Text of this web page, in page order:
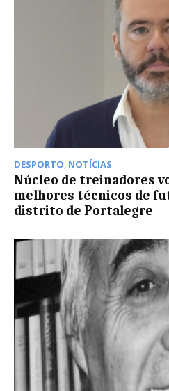
DESPORTO, NOTÍCIAS
Núcleo de treinadores
melhores técnicos de
distrito de Portalegre